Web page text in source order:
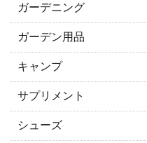
ガーデニング
ガーデン用品
キャンプ
サプリメント
シューズ